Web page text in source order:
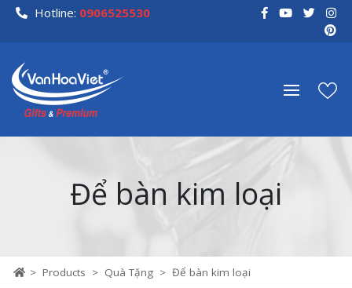
Skip
Hotline: 0906525530
Để bàn kim loại
> Products > Quà Tặng > Để bàn kim loại